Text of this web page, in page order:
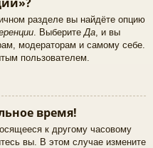
разделе вы найдёте опцию
. ВыберитеДа, и вы
модераторам и самому себе.
пользователем.
время!
к другому часовому
вы. В этом случае измените